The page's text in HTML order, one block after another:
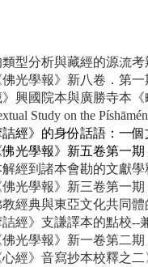
型分析與藏經的源流
佛光學報》新八卷．第一
興國院本與廣勝寺本
Study on the
詰經》的身份話語：一
佛光學報》新五卷第一期
經到諸本會勘的文獻
佛光學報》新三卷第一期
經典與東亞文化共同
經》支謙譯本的點校--
佛光學報》新一卷第二期
經》音寫抄本校釋之